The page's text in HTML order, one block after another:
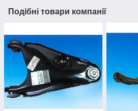
Подібні товари компанії